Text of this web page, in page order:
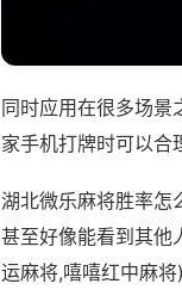
同时应用在很多场景
家手机打牌时可以合
湖北微乐麻将胜率怎
甚至好像能看到其他
运麻将,嘻嘻红中麻将